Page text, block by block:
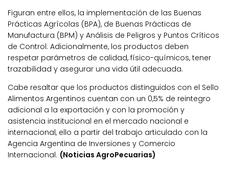
Figuran entre ellos, la implementación de las Buenas
Prácticas Agrícolas (BPA), de Buenas Prácticas de
Manufactura (BPM) y Análisis de Peligros y Puntos Críticos
de Control. Adicionalmente, los productos deben
respetar parámetros de calidad, físico-químicos, tener
trazabilidad y asegurar una vida útil adecuada.
Cabe resaltar que los productos distinguidos con el Sello
Alimentos Argentinos cuentan con un 0,5% de reintegro
adicional a la exportación y con la promoción y
asistencia institucional en el mercado nacional e
internacional, ello a partir del trabajo articulado con la
Agencia Argentina de Inversiones y Comercio
Internacional. (Noticias AgroPecuarias)